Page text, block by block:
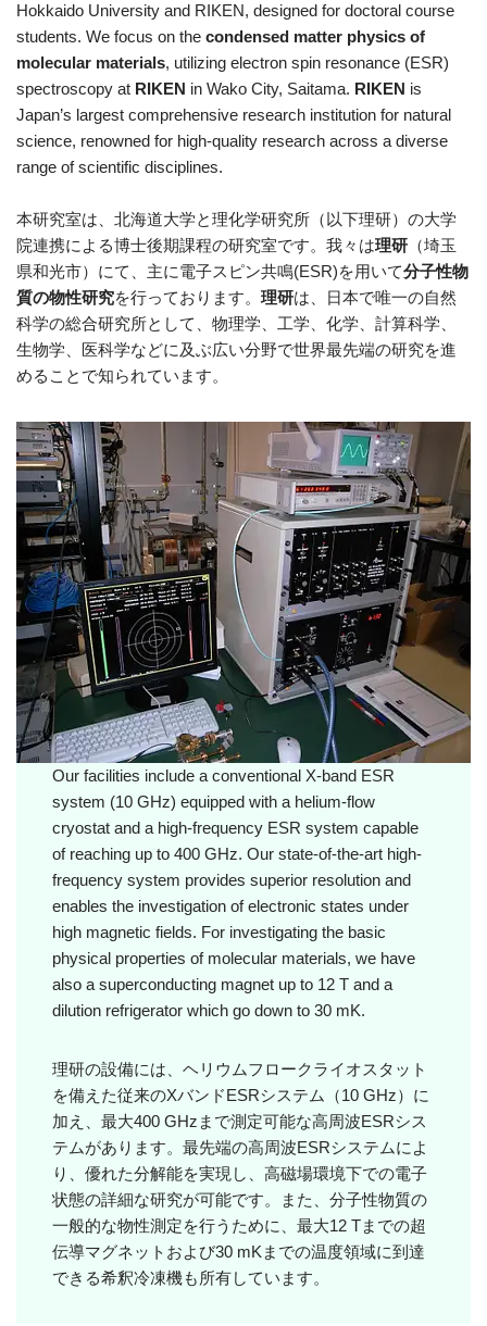
Hokkaido University and RIKEN, designed for doctoral course
students. We focus on the condensed matter physics of
molecular materials, utilizing electron spin resonance (ESR)
spectroscopy at RIKEN in Wako City, Saitama. RIKEN is
Japan’s largest comprehensive research institution for natural
science, renowned for high-quality research across a diverse
range of scientific disciplines.
本研究室は、北海道大学と理化学研究所（以下理研）の大学
院連携による博士後期課程の研究室です。我々は理研 （埼玉
県和光市）にて、主に電子スピン共鳴(ESR)を用いて分子性物
質の物性研究を行っております。 理研は、日本で唯一の自然
科学の総合研究所として、物理学、工学、化学、計算科学、
生物学、医科学などに及ぶ広い分野で世界最先端の研究を進
めることで知られています。
Our facilities include a conventional X-band ESR
system (10 GHz) equipped with a helium-flow
cryostat and a high-frequency ESR system capable
of reaching up to 400 GHz. Our state-of-the-art high-
frequency system provides superior resolution and
enables the investigation of electronic states under
high magnetic fields. For investigating the basic
physical properties of molecular materials, we have
also a superconducting magnet up to 12 T and a
dilution refrigerator which go down to 30 mK.
理研の設備には、ヘリウムフロークライオスタット
を備えた従来のXバンドESRシステム（10 GHz）に
加え、最大400 GHzまで測定可能な高周波ESRシス
テムがあります。最先端の高周波ESRシステムによ
り、優れた分解能を実現し、高磁場環境下での電子
状態の詳細な研究が可能です。また、分子性物質の
一般的な物性測定を行うために、最大12 Tまでの超
伝導マグネットおよび30 mKまでの温度領域に到達
できる希釈冷凍機も所有しています。